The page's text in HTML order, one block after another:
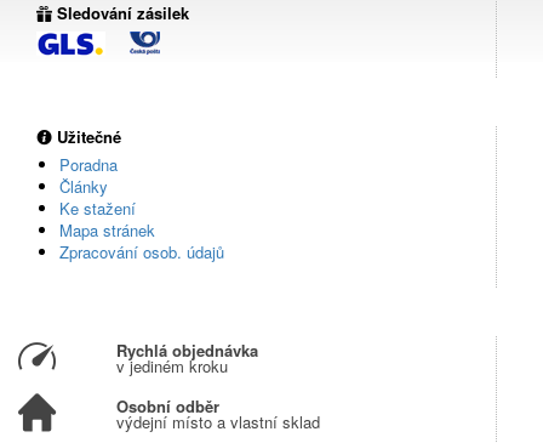
Sledování zásilek
Užitečné
Poradna
Články
Ke stažení
Mapa stránek
Zpracování osob. údajů
Rychlá objednávka
v jediném kroku
Osobní odběr
výdejní místo a vlastní sklad